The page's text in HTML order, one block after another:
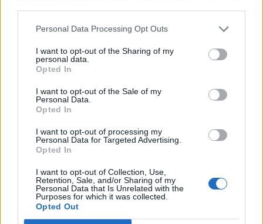
Personal Data Processing Opt Outs
I want to opt-out of the Sharing of my
personal data.
Opted In
I want to opt-out of the Sale of my
Personal Data.
Opted In
I want to opt-out of processing my
Personal Data for Targeted Advertising.
Opted In
I want to opt-out of Collection, Use,
Retention, Sale, and/or Sharing of my
Personal Data that Is Unrelated with the
Purposes for which it was collected.
Opted Out
17 Μαΐου, 2026
Στην Ελλάδα επέστρεψε ο Ακύλας μετά τον μεγάλο
τελικό της Eurovision. Με το Ferto βρέθηκε
δέκατος, συγκεντρώνοντας 220
βαθμούς. Κάνοντας δηλώσεις, εμφανώς
συγκινημένος, στους δημοσιογράφους που τον
περίμεναν στο αεροδρόμιο ευχαρίστησε τον
κόσμο για τη στήριξη και την αγάπη που του
έδειξε.